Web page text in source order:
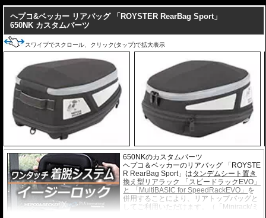
ヘプコ&ベッカー リアバッグ 「ROYSTER RearBag Sport」
650NK カスタムパーツ
スワイプでスクロール、クリック(タップ)で拡大表示
650NKのカスタムパーツ
ヘプコ＆ベッカーのリアバッグ 「ROYSTE
R RearBag Sport」はタンデムシート置き
換え型リアラック 「スピードラックEVO」
と 「MultiBASIC for SpeedRackEVO」 を
併用することにより、リアトップバッグと
してご利用いただけます。（「Minirack/ミ